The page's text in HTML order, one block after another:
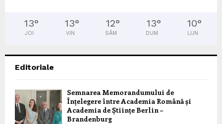
13°
JOI
13°
VIN
12°
SÂM
13°
DUM
10°
LUN
Editoriale
Semnarea Memorandumului de
Înțelegere între Academia Română și
Academia de Științe Berlin –
Brandenburg